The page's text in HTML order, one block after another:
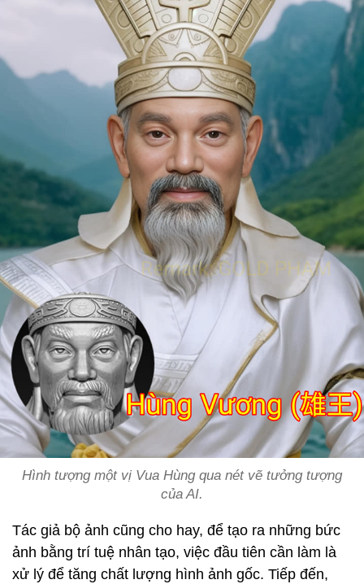
Hình tượng một vị Vua Hùng qua nét vẽ tưởng tượng
của AI.
Tác giả bộ ảnh cũng cho hay, để tạo ra những bức
ảnh bằng trí tuệ nhân tạo, việc đầu tiên cần làm là
xử lý để tăng chất lượng hình ảnh gốc. Tiếp đến,